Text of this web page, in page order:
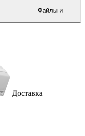
Доставка